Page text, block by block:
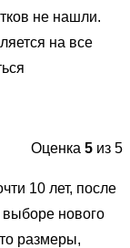
не нашли.
на все
Оценка 5 из 5
10 лет, после
выборе нового
размеры,